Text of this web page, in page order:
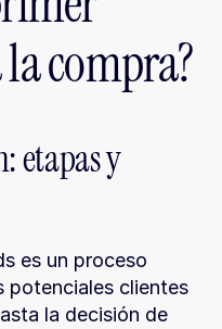
compra?
etapas y
es un proceso
potenciales clientes
la decisión de